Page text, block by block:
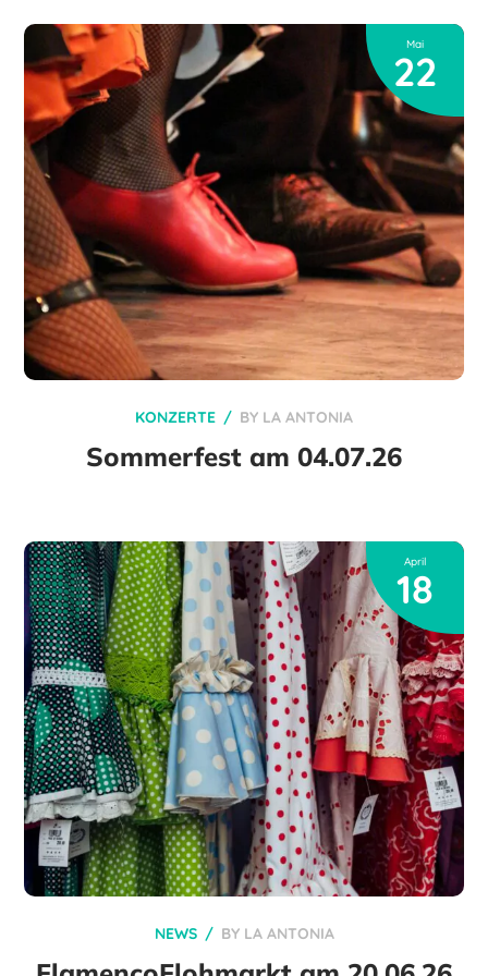
Mai
22
KONZERTE BY LA ANTONIA
Sommerfest am 04.07.26
April
18
NEWS BY LA ANTONIA